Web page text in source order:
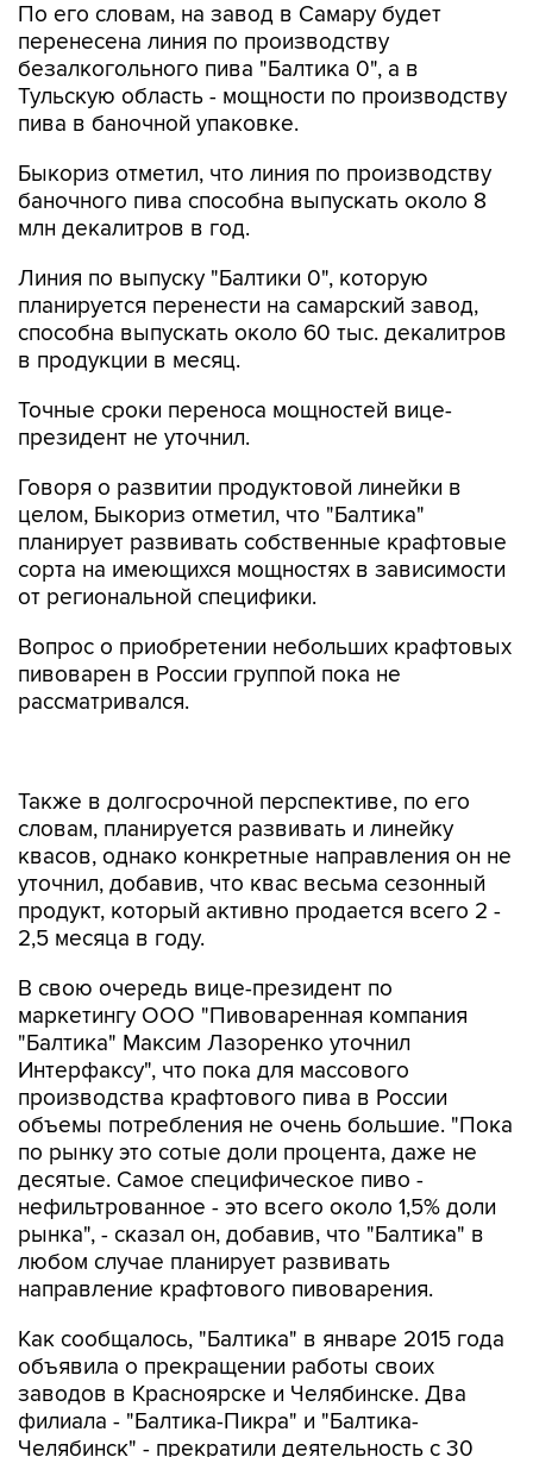
По его словам, на завод в Самару будет
перенесена линия по производству
безалкогольного пива "Балтика 0", а в
Тульскую область - мощности по производству
пива в баночной упаковке.
Быкориз отметил, что линия по производству
баночного пива способна выпускать около 8
млн декалитров в год.
Линия по выпуску "Балтики 0", которую
планируется перенести на самарский завод,
способна выпускать около 60 тыс. декалитров
в продукции в месяц.
Точные сроки переноса мощностей вице-
президент не уточнил.
Говоря о развитии продуктовой линейки в
целом, Быкориз отметил, что "Балтика"
планирует развивать собственные крафтовые
сорта на имеющихся мощностях в зависимости
от региональной специфики.
Вопрос о приобретении небольших крафтовых
пивоварен в России группой пока не
рассматривался.
квасов, однако конкретные направления он не
уточнил, добавив, что квас весьма сезонный
продукт, который активно продается всего 2 -
2,5 месяца в году.
В свою очередь вице-президент по
"Балтика" Максим Лазоренко уточнил
Интерфаксу", что пока для массового
производства крафтового пива в России
объемы потребления не очень большие. "Пока
по рынку это сотые доли процента, даже не
десятые. Самое специфическое пиво -
нефильтрованное - это всего около 1,5% доли
рынка", - сказал он, добавив, что "Балтика" в
любом случае планирует развивать
направление крафтового пивоварения.
Как сообщалось, "Балтика" в январе 2015 года
заводов в Красноярске и Челябинске. Два
филиала - "Балтика-Пикра" и "Балтика-
Челябинск" - прекратили деятельность с 30
апреля 2015 года.